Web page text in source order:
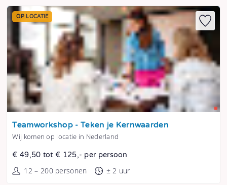
Tonen
OP LOCATIE
Teamworkshop - Teken je Kernwaarden
Wij komen op locatie in Nederland
€ 49,50 tot € 125,- per persoon
12 – 200 personen ± 2 uur